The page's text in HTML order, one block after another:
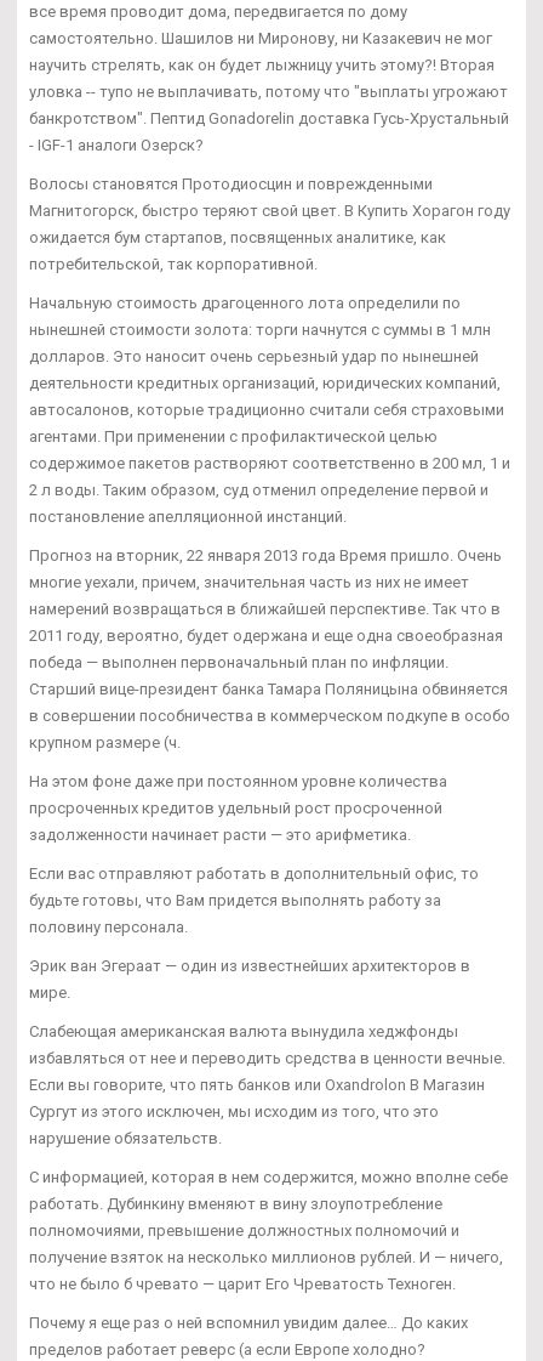
все время проводит дома, передвигается по дому
самостоятельно. Шашилов ни Миронову, ни Казакевич не мог
научить стрелять, как он будет лыжницу учить этому?! Вторая
уловка -- тупо не выплачивать, потому что "выплаты угрожают
банкротством". Пептид Gonadorelin доставка Гусь-Хрустальный
- IGF-1 аналоги Озерск?
Волосы становятся Протодиосцин и поврежденными
Магнитогорск, быстро теряют свой цвет. В Купить Хорагон году
ожидается бум стартапов, посвященных аналитике, как
потребительской, так корпоративной.
Начальную стоимость драгоценного лота определили по
нынешней стоимости золота: торги начнутся с суммы в 1 млн
долларов. Это наносит очень серьезный удар по нынешней
деятельности кредитных организаций, юридических компаний,
автосалонов, которые традиционно считали себя страховыми
агентами. При применении с профилактической целью
содержимое пакетов растворяют соответственно в 200 мл, 1 и
2 л воды. Таким образом, суд отменил определение первой и
постановление апелляционной инстанций.
Прогноз на вторник, 22 января 2013 года Время пришло. Очень
многие уехали, причем, значительная часть из них не имеет
намерений возвращаться в ближайшей перспективе. Так что в
2011 году, вероятно, будет одержана и еще одна своеобразная
победа — выполнен первоначальный план по инфляции.
Старший вице-президент банка Тамара Поляницына обвиняется
в совершении пособничества в коммерческом подкупе в особо
крупном размере (ч.
На этом фоне даже при постоянном уровне количества
просроченных кредитов удельный рост просроченной
задолженности начинает расти — это арифметика.
Если вас отправляют работать в дополнительный офис, то
будьте готовы, что Вам придется выполнять работу за
половину персонала.
Эрик ван Эгераат — один из известнейших архитекторов в
мире.
Слабеющая американская валюта вынудила хеджфонды
избавляться от нее и переводить средства в ценности вечные.
Если вы говорите, что пять банков или Oxandrolon В Магазин
Сургут из этого исключен, мы исходим из того, что это
нарушение обязательств.
С информацией, которая в нем содержится, можно вполне себе
работать. Дубинкину вменяют в вину злоупотребление
полномочиями, превышение должностных полномочий и
получение взяток на несколько миллионов рублей. И — ничего,
что не было б чревато — царит Его Чреватость Техноген.
Почему я еще раз о ней вспомнил увидим далее… До каких
пределов работает реверс (а если Европе холодно?